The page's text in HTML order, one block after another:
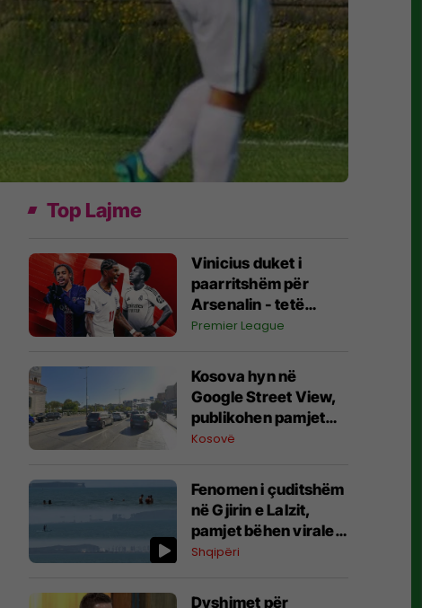
Top Lajme
Vinicius duket i
paarritshëm për
Arsenalin - tetë
alternativa si
për krahun e majtë te
Topçinjtë
Premier League
Kosova hyn në
Google Street View,
publikohen pamjet
360-gradëshe
Kosovë
Fenomen i çuditshëm
në Gjirin e Lalzit,
pamjet bëhen virale
(Video)
Shqipëri
Dyshimet për